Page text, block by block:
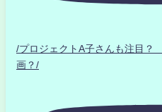
/プロジェクトA子さんも注目
画？/